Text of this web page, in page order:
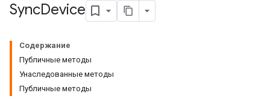
SyncDevice
Содержание
Публичные методы
Унаследованные методы
Публичные методы